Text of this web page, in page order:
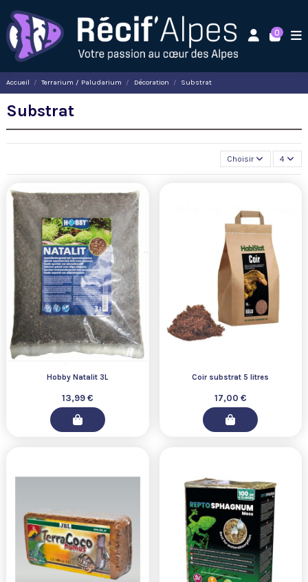
0
Accueil Terrarium / Paludarium Décoration Substrat
Substrat
Choisir 4
Hobby Natalit 3L
13,99 €
Coir substrat 5 litres
17,00 €